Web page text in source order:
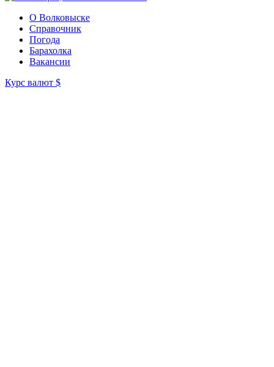
О Волковыске
Справочник
Погода
Барахолка
Вакансии
Курс валют $